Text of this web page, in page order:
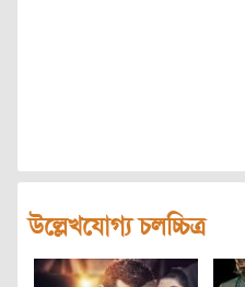
উল্লেখযোগ্য চলচ্চিত্র